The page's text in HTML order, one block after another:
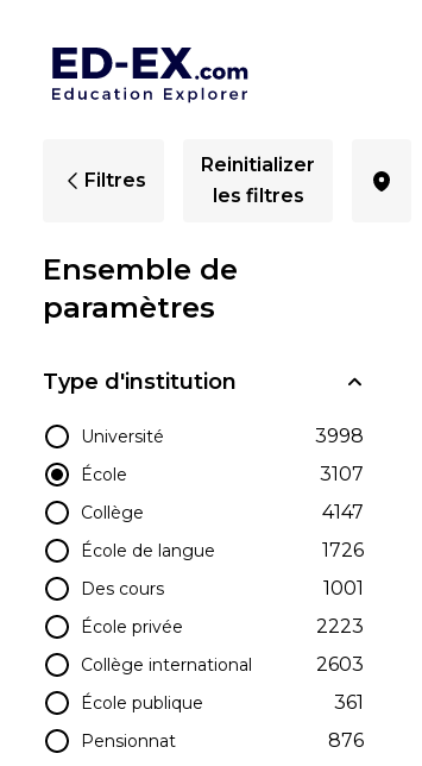
Filtres
Reinitializer
les filtres
Ensemble de
paramètres
Type d'institution
Université 3998
École 3107
Collège 4147
École de langue 1726
Des cours 1001
École privée 2223
Collège international 2603
École publique 361
Pensionnat 876